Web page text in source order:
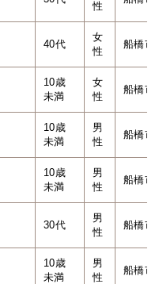
性
40代
女
性
船橋市
10歳
未満
女
性
船橋市
10歳
未満
男
性
船橋市
10歳
未満
男
性
船橋市
30代
男
性
船橋市
10歳
未満
男
性
船橋市